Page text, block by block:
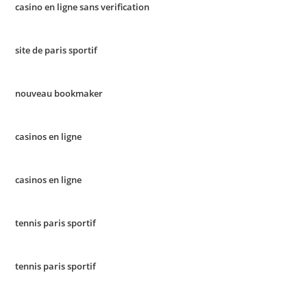
casino en ligne sans verification
site de paris sportif
nouveau bookmaker
casinos en ligne
casinos en ligne
tennis paris sportif
tennis paris sportif